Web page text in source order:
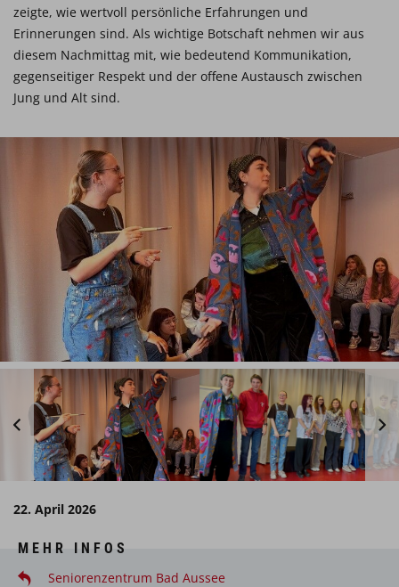
zeigte, wie wertvoll persönliche Erfahrungen und
Erinnerungen sind. Als wichtige Botschaft nehmen wir aus
diesem Nachmittag mit, wie bedeutend Kommunikation,
gegenseitiger Respekt und der offene Austausch zwischen
Jung und Alt sind.
22. April 2026
MEHR INFOS
Seniorenzentrum Bad Aussee